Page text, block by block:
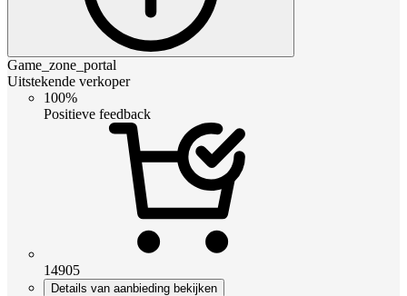
Game_zone_portal
Uitstekende verkoper
100%
Positieve feedback
14905
Details van aanbieding bekijken